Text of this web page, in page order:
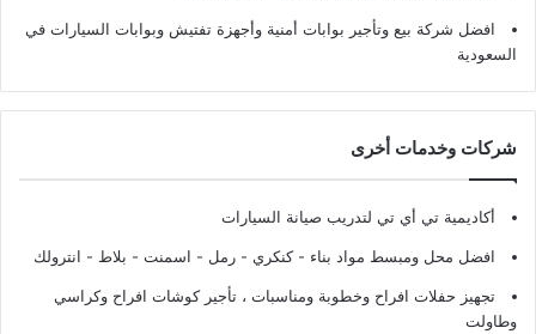
افضل شركة بيع وتأجير بوابات أمنية وأجهزة تفتيش وبوابات السيارات في
السعودية
شركات وخدمات أخرى
أكاديمية تي أي تي لتدريب صيانة السيارات
افضل محل ومبسط مواد بناء - كنكري - رمل - اسمنت - بلاط - انترولك
تجهيز حفلات افراح وخطوبة ومناسبات ، تأجير كوشات افراح وكراسي
وطاولت